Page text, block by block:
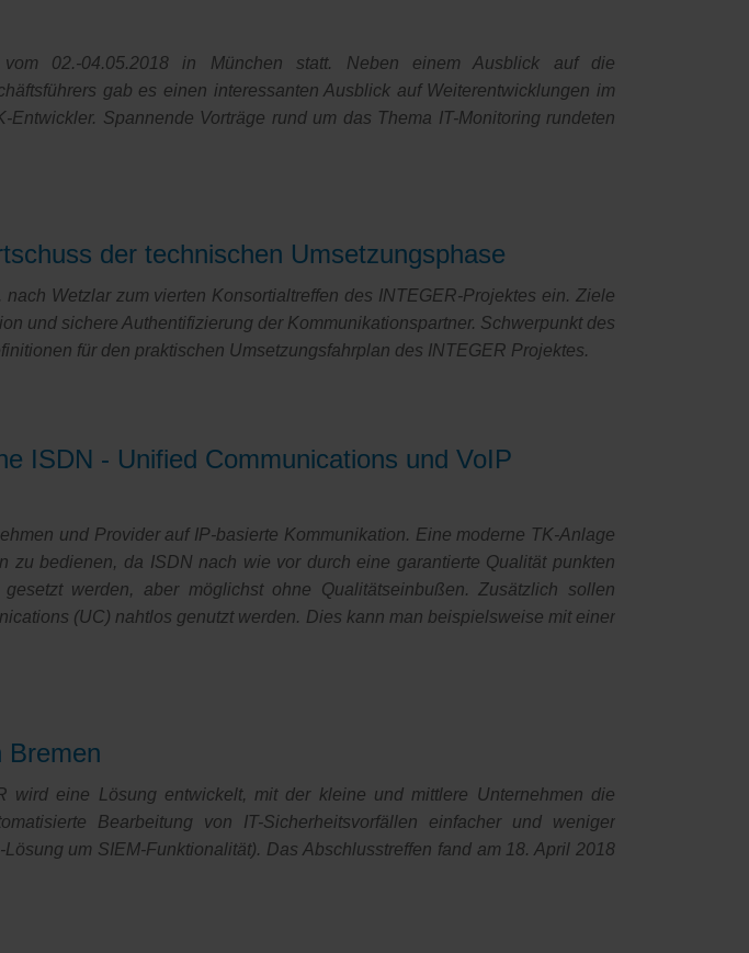
02.-04.05.2018 in München statt. Neben einem Ausblick auf die
gab es einen interessanten Ausblick auf Weiterentwicklungen im
Spannende Vorträge rund um das Thema IT-Monitoring rundeten
der technischen Umsetzungsphase
Wetzlar zum vierten Konsortialtreffen des INTEGER-Projektes ein. Ziele
und sichere Authentifizierung der Kommunikationspartner. Schwerpunkt des
für den praktischen Umsetzungsfahrplan des INTEGER Projektes.
ISDN - Unified Communications und VoIP
und Provider auf IP-basierte Kommunikation. Eine moderne TK-Anlage
zu bedienen, da ISDN nach wie vor durch eine garantierte Qualität punkten
werden, aber möglichst ohne Qualitätseinbußen. Zusätzlich sollen
(UC) nahtlos genutzt werden. Dies kann man beispielsweise mit einer
Bremen
wird eine Lösung entwickelt, mit der kleine und mittlere Unternehmen die
Bearbeitung von IT-Sicherheitsvorfällen einfacher und weniger
um SIEM-Funktionalität). Das Abschlusstreffen fand am 18. April 2018